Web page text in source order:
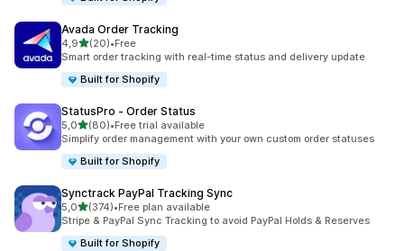
Avada Order Tracking
4,9z 5 hvězd
(20)
Celkový počet recenzí: 20
•Free
Smart order tracking with real-time status and delivery update
Built for Shopify
StatusPro ‑ Order Status
5,0z 5 hvězd
(80)
Celkový počet recenzí: 80
•Free trial available
Simplify order management with your own custom order statuses
Built for Shopify
Synctrack PayPal Tracking Sync
5,0z 5 hvězd
(374)
Celkový počet recenzí: 374
•Free plan available
Stripe & PayPal Sync Tracking to avoid PayPal Holds & Reserves
Built for Shopify